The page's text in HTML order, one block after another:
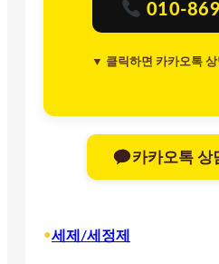
010-
▼ 클릭하면 카카오톡
카카오톡 상
•세제/세정제